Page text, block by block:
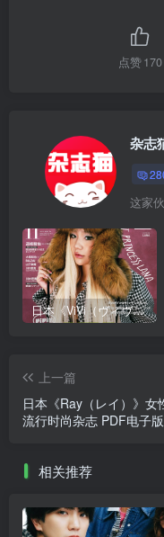
点赞170
杂志
这家
日本《ViVi（ヴィヴィ）》女性流行时尚杂志 PDF电子版【2025年·全年订阅】
上一篇
日本《Ray（レイ）》女
流行时尚杂志 PDF电子版
相关推荐